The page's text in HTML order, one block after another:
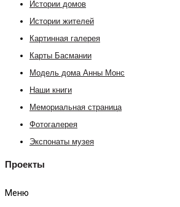
Истории домов
Истории жителей
Картинная галерея
Карты Басмании
Модель дома Анны Монс
Наши книги
Мемориальная страница
Фотогалерея
Экспонаты музея
Проекты
Меню